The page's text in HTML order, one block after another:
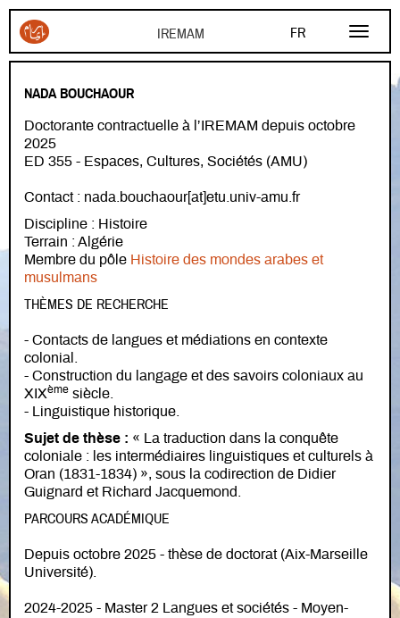
FR
EN
Aller au contenu principal
NADA BOUCHAOUR
Doctorante contractuelle à l’IREMAM depuis octobre
2025
ED 355 - Espaces, Cultures, Sociétés (AMU)
Contact : nada.bouchaour[at]etu.univ-amu.fr
Discipline : Histoire
Terrain : Algérie
Membre du pôle Histoire des mondes arabes et
musulmans
THÈMES DE RECHERCHE
- Contacts de langues et médiations en contexte
colonial.
- Construction du langage et des savoirs coloniaux au
XIXème siècle.
- Linguistique historique.
Sujet de thèse : « La traduction dans la conquête
coloniale : les intermédiaires linguistiques et culturels à
Oran (1831-1834) », sous la codirection de Didier
Guignard et Richard Jacquemond.
PARCOURS ACADÉMIQUE
Depuis octobre 2025 - thèse de doctorat (Aix-Marseille
Université).
2024-2025 - Master 2 Langues et sociétés - Moyen-